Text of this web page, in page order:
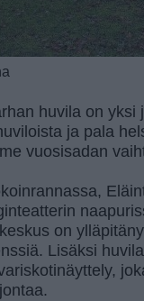
huvila on yksi
ja pala
vuosisadan
on
Lisäksi